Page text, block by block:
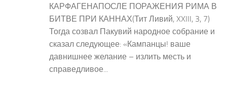
КАРФАГЕНАПОСЛЕ ПОРАЖЕНИЯ РИМА В
БИТВЕ ПРИ КАННАХ(Тит Ливий, XXIII, 3, 7)
Тогда созвал Пакувий народное собрание и
сказал следующее: «Кампанцы! ваше
давнишнее желание – излить месть и
справедливое...